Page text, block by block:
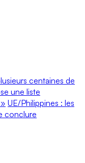
centaines de
une liste
UE/Philippines : les
conclure